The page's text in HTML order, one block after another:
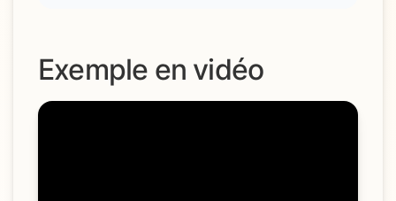
Exemple en vidéo